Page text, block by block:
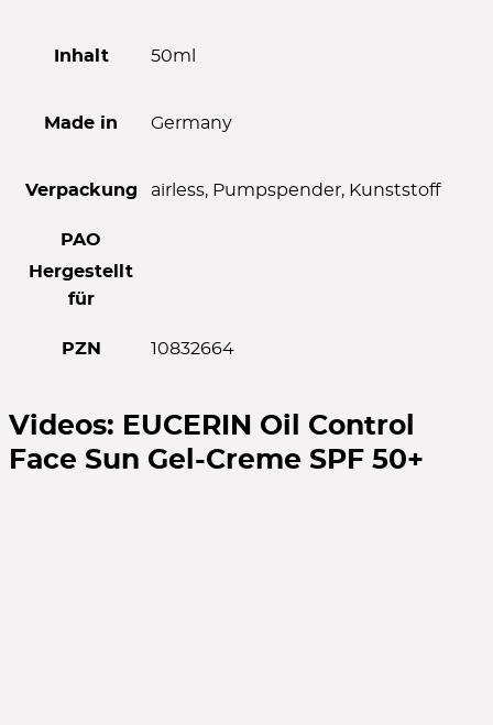
Inhalt 50ml
Made in Germany
Verpackung airless, Pumpspender, Kunststoff
PAO
Hergestellt
für
PZN 10832664
Videos: EUCERIN Oil Control
Face Sun Gel-Creme SPF 50+